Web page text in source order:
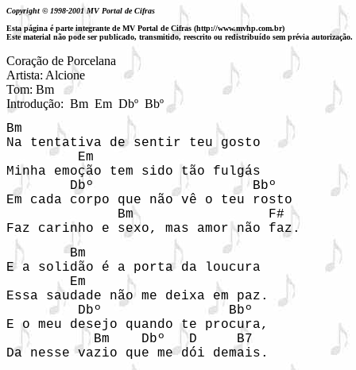
Copyright © 1998-2001 MV Portal de Cifras
Esta página é parte integrante de MV Portal de Cifras (http://www.mvhp.com.br)
Este material não pode ser publicado, transmitido, reescrito ou redistribuído sem prévia autorização.
Coração de Porcelana
Artista: Alcione
Tom: Bm
Introdução:  Bm  Em  Dbº  Bbº
Bm
Na tentativa de sentir teu gosto
         Em
Minha emoção tem sido tão fulgás
        Dbº                    Bbº
Em cada corpo que não vê o teu rosto
              Bm                 F#
Faz carinho e sexo, mas amor não faz.
        Bm
E a solidão é a porta da loucura
        Em
Essa saudade não me deixa em paz.
         Dbº                Bbº
E o meu desejo quando te procura,
           Bm    Dbº   D     B7
Da nesse vazio que me dói demais.